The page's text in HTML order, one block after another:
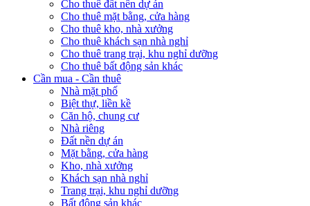
Cho thuê đất nền dự án
Cho thuê mặt bằng, cửa hàng
Cho thuê kho, nhà xưởng
Cho thuê khách sạn nhà nghỉ
Cho thuê trang trại, khu nghỉ dưỡng
Cho thuê bất động sản khác
Cần mua - Cần thuê
Nhà mặt phố
Biệt thự, liền kề
Căn hộ, chung cư
Nhà riêng
Đất nền dự án
Mặt bằng, cửa hàng
Kho, nhà xưởng
Khách sạn nhà nghỉ
Trang trại, khu nghỉ dưỡng
Bất động sản khác